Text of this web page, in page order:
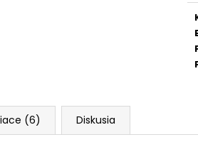
(6) Diskusia